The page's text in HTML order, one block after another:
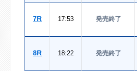
7R 17:53 発売終了
8R 18:22 発売終了